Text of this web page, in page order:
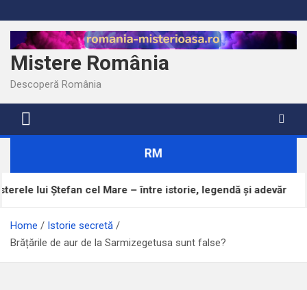
to
content
Mistere România
Descoperă România
RM
cel Mare – între istorie, legendă și adevăr
Home
Istorie secretă
Brățările de aur de la Sarmizegetusa sunt false?